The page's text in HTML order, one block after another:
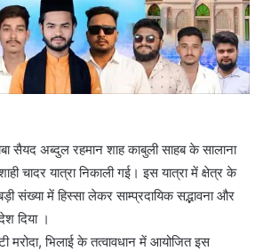
सैयद अब्दुल रहमान शाह काबुली साहब के सालाना
चादर यात्रा निकाली गई। इस यात्रा में क्षेत्र के
संख्या में हिस्सा लेकर साम्प्रदायिक सद्भावना और
दिया ।
मरोदा, भिलाई के तत्वावधान में आयोजित इस